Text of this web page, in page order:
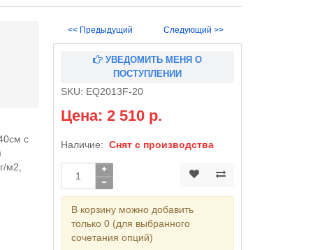
с
м2,
<< Предыдущий Следующий >>
УВЕДОМИТЬ МЕНЯ О
ПОСТУПЛЕНИИ
SKU: EQ2013F-20
Цена: 2 510 р.
Наличие: Снят с производства
В корзину можно добавить
только 0 (для выбранного
сочетания опций)